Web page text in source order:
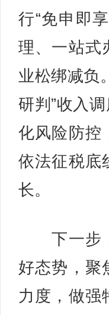
行“免申即
理、一站式
业松绑减负
研判”收入
化风险防控
依法征税底
长。
下一步，
好态势，聚
力度，做强